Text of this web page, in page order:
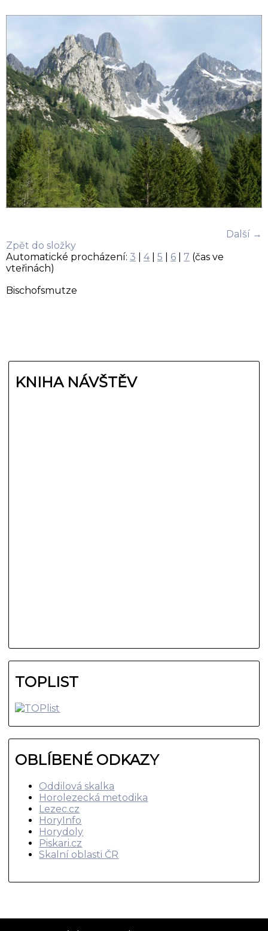
Další →
Zpět do složky
Automatické procházení: 3 4| 5 6 7 (čas ve
vteřinách)
Bischofsmutze
KNIHA NÁVŠTĚV
TOPLIST
OBLÍBENÉ ODKAZY
Oddilová skalka
Horolezecká metodika
Lezec.cz
HoryInfo
Horydoly
Piskari.cz
Skalní oblasti ČR